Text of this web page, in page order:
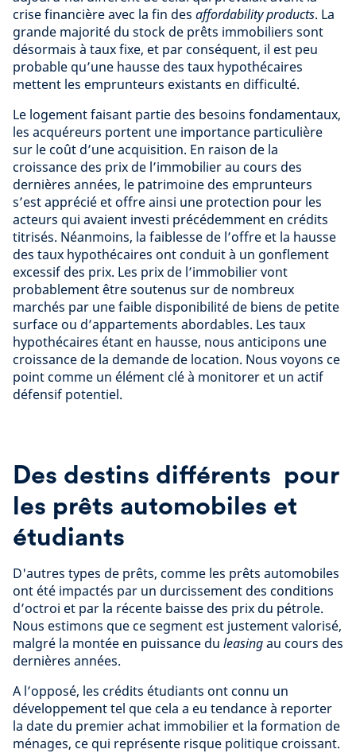
crise financière avec la fin des affordability products. La
grande majorité du stock de prêts immobiliers sont
désormais à taux fixe, et par conséquent, il est peu
probable qu’une hausse des taux hypothécaires
mettent les emprunteurs existants en difficulté.
Le logement faisant partie des besoins fondamentaux,
les acquéreurs portent une importance particulière
sur le coût d’une acquisition. En raison de la
croissance des prix de l’immobilier au cours des
dernières années, le patrimoine des emprunteurs
s’est apprécié et offre ainsi une protection pour les
acteurs qui avaient investi précédemment en crédits
titrisés. Néanmoins, la faiblesse de l’offre et la hausse
des taux hypothécaires ont conduit à un gonflement
excessif des prix. Les prix de l’immobilier vont
probablement être soutenus sur de nombreux
marchés par une faible disponibilité de biens de petite
surface ou d’appartements abordables. Les taux
hypothécaires étant en hausse, nous anticipons une
croissance de la demande de location. Nous voyons ce
point comme un élément clé à monitorer et un actif
défensif potentiel.
Des destins différents pour
les prêts automobiles et
étudiants
D'autres types de prêts, comme les prêts automobiles
ont été impactés par un durcissement des conditions
d’octroi et par la récente baisse des prix du pétrole.
Nous estimons que ce segment est justement valorisé,
malgré la montée en puissance du leasingau cours des
dernières années.
A l’opposé, les crédits étudiants ont connu un
développement tel que cela a eu tendance à reporter
la date du premier achat immobilier et la formation de
ménages, ce qui représente risque politique croissant.